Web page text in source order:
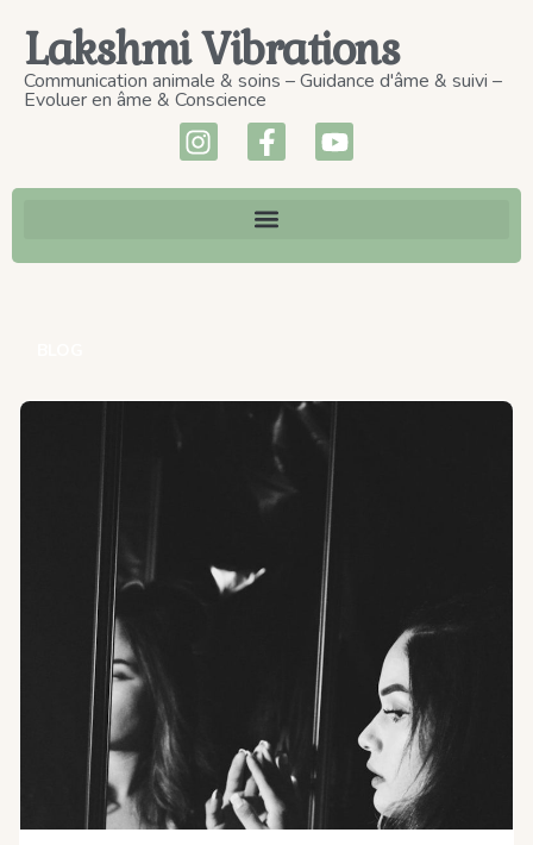
Lakshmi Vibrations
Communication animale & soins – Guidance d'âme & suivi –
Evoluer en âme & Conscience